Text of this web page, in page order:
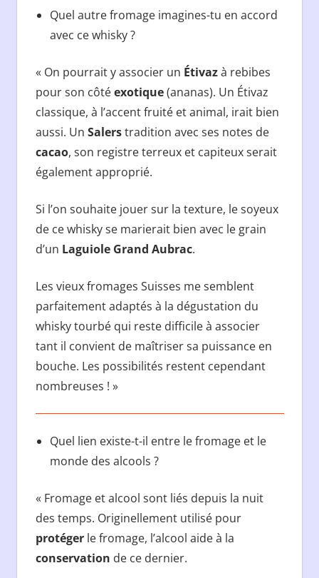
Quel autre fromage imagines-tu en accord
avec ce whisky ?
« On pourrait y associer un Étivazà rebibes
pour son côtéexotique(ananas). Un Étivaz
classique, à l’accent fruité et animal, irait bien
aussi. Un Salerstradition avec ses notes de
cacao, son registre terreux et capiteux serait
également approprié.
Si l’on souhaite jouer sur la texture, le soyeux
de ce whisky se marierait bien avec le grain
d’un Laguiole Grand Aubrac.
Les vieux fromages Suisses me semblent
parfaitement adaptés à la dégustation du
whisky tourbé qui reste difficile à associer
tant il convient de maîtriser sa puissance en
bouche. Les possibilités restent cependant
nombreuses ! »
Quel lien existe-t-il entre le fromage et le
monde des alcools ?
« Fromage et alcool sont liés depuis la nuit
des temps. Originellement utilisé pour
protégerle fromage, l’alcool aide à la
conservation de ce dernier.